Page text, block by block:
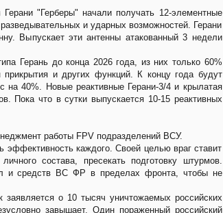
"Герберы" начали получать 12-элементные
и ударных возможностей. Герани
Выпускает эти антенны атакованный 3 недели
Герань до конца 2026 года, из них только 60%
и других функций. К концу года будут
на 40%. Новые реактивные Герани-3/4 и крылатая
Пока что в сутки выпускается 10-15 реактивных
работы FPV подразделений ВСУ.
эффективность каждого. Своей целью враг ставит
состава, пресекать подготовку штурмов.
и средств ВС ФР в пределах фронта, чтобы не
о 10 тысяч уничтожаемых российских
завышает. Один пораженный российский